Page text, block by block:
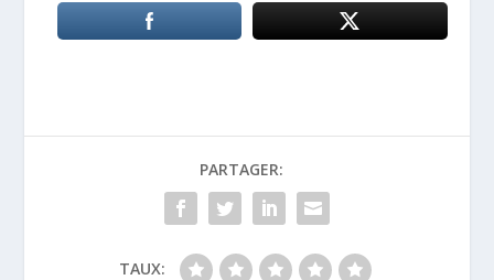
PARTAGER:
TAUX: